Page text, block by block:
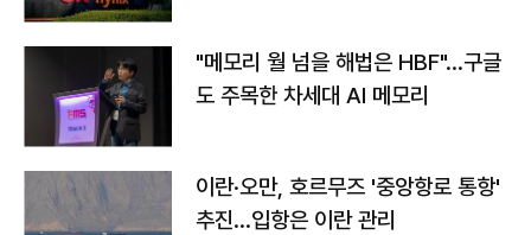
"메모리 월 넘을 해법은 HBF"…구글
도 주목한 차세대 AI 메모리
이란·오만, 호르무즈 '중앙항로 통항'
추진…입항은 이란 관리